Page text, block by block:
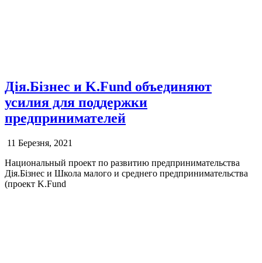
Дія.Бізнес и K.Fund объединяют
усилия для поддержки
предпринимателей
11 Березня, 2021
Национальный проект по развитию предпринимательства
Дія.Бізнес и Школа малого и среднего предпринимательства
(проект K.Fund